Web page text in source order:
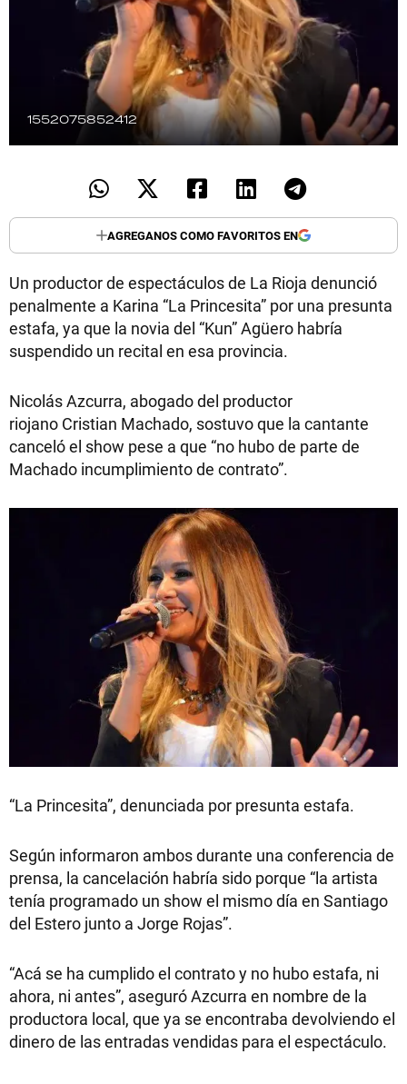
1552075852412
AGREGANOS COMO FAVORITOS EN
Un productor de espectáculos de La Rioja denunció
penalmente a Karina “La Princesita” por una presunta
estafa, ya que la novia del “Kun” Agüero habría
suspendido un recital en esa provincia.
Nicolás Azcurra, abogado del productor
riojano Cristian Machado, sostuvo que la cantante
canceló el show pese a que “no hubo de parte de
Machado incumplimiento de contrato”.
“La Princesita”, denunciada por presunta estafa.
Según informaron ambos durante una conferencia de
prensa, la cancelación habría sido porque “la artista
tenía programado un show el mismo día en Santiago
del Estero junto a Jorge Rojas”.
“Acá se ha cumplido el contrato y no hubo estafa, ni
ahora, ni antes”, aseguró Azcurra en nombre de la
productora local, que ya se encontraba devolviendo el
dinero de las entradas vendidas para el espectáculo.
HORÓSCOPO
Seguinos